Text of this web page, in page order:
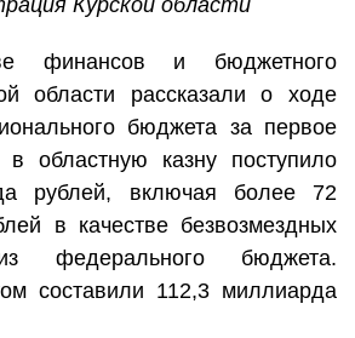
Курской области
финансов и бюджетного
области рассказали о ходе
бюджета за первое
в областную казну поступило
рублей, включая более 72
в качестве безвозмездных
федерального бюджета.
составили 112,3 миллиарда